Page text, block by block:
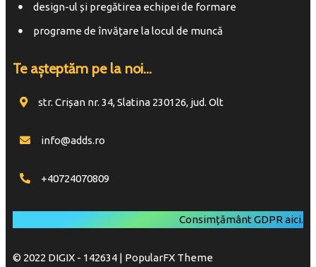
design-ul și pregătirea echipei de formare
programe de învățare la locul de muncă
Te așteptăm pe la noi...
str. Crișan nr. 34, Slatina 230126, jud. Olt
info@adds.ro
+40724070809
Consimțământ GDPRaici.
© 2022 DIGIX - 142634 | PopularFX Theme